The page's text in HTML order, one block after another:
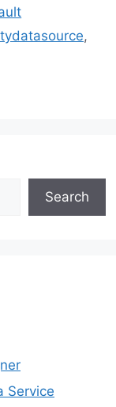
,
Search
Service